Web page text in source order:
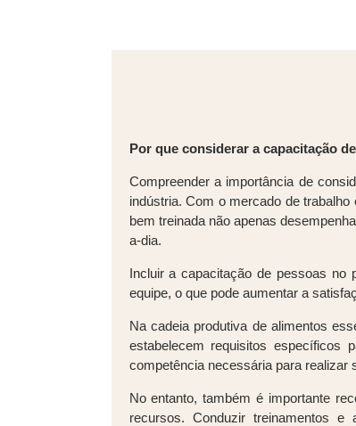
Por que considerar a capacitação
Compreender a importância de
indústria. Com o mercado de
bem treinada não apenas
a-dia.
Incluir a capacitação de pessoas no
equipe, o que pode aumentar a
Na cadeia produtiva de alimentos
estabelecem requisitos específicos
competência necessária para realizar
No entanto, também é importante
recursos. Conduzir treinamentos